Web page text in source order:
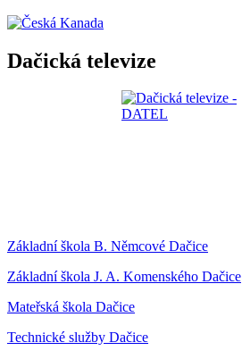
Dačická televize
Základní škola B. Němcové Dačice
Základní škola J. A. Komenského Dačice
Mateřská škola Dačice
Technické služby Dačice